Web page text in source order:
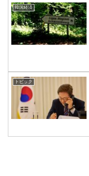
韓国経済
トピック